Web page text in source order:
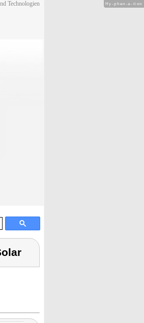
Technologien
Hy-phen-a-tion